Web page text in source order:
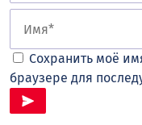
Сохранить моё
браузере для